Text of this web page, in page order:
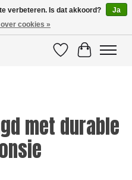
VerlanglijstWinkelwagen
met durable
verbeteren. Is dat akkoord?
Ja
over cookies »